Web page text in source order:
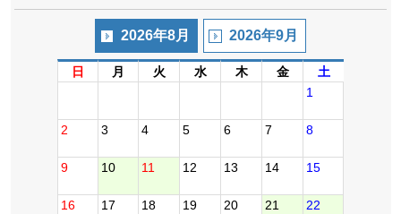
2026年8月 2026年9月
日 月 火 水 木 金
土
1
2 3 4 5 6 7 8
9 10 11 12 13 14 15
16 17 18 19 20 21 22